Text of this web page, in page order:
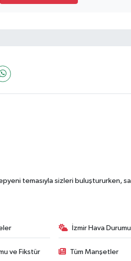
temasıyla sizleri buluştururken,
İzmir Hava Durumu
ve Fikstür Tüm Manşetler